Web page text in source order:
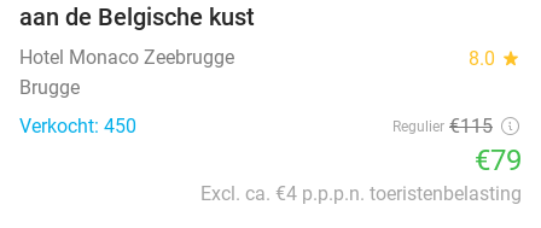
aan de Belgische kust
Hotel Monaco Zeebrugge 8.0 star
Brugge
Verkocht: 450
Regulier €115
€79
Excl. ca. €4 p.p.p.n. toeristenbelasting